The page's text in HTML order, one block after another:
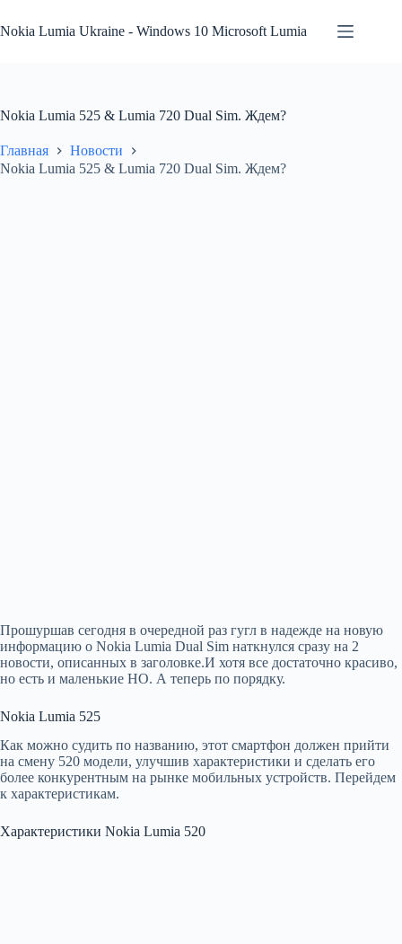
к
сути
Nokia Lumia Ukraine - Windows 10 Microsoft Lumia
Nokia Lumia 525 & Lumia 720 Dual Sim. Ждем?
Главная
Новости
Nokia Lumia 525 & Lumia 720 Dual Sim. Ждем?
Прошуршав сегодня в очередной раз гугл в надежде на новую
информацию о Nokia Lumia Dual Sim наткнулся сразу на 2
новости, описанных в заголовке.И хотя все достаточно красиво,
но есть и маленькие НО. А теперь по порядку.
Nokia Lumia 525
Как можно судить по названию, этот смартфон должен прийти
на смену 520 модели, улучшив характеристики и сделать его
более конкурентным на рынке мобильных устройств. Перейдем
к характеристикам.
Характеристики Nokia Lumia 520